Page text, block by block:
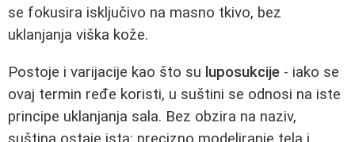
se fokusira isključivo na masno tkivo, bez
uklanjanja viška kože.
Postoje i varijacije kao što su luposukcije - iako se
ovaj termin ređe koristi, u suštini se odnosi na iste
principe uklanjanja sala. Bez obzira na naziv,
suština ostaje ista: precizno modeliranje tela i